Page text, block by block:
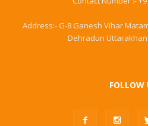
Address:- G-8 Ganesh Vihar
Dehradun
FOLLOW